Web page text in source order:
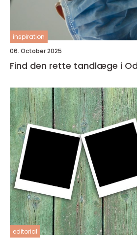
inspiration
06. October 2025
Find den rette tandlæge i
editorial